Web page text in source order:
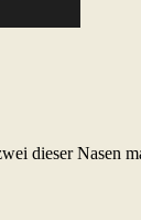
dieser Nasen